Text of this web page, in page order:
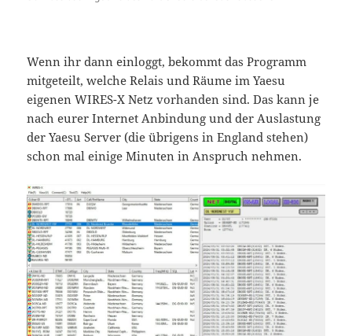
Wenn ihr dann einloggt, bekommt das Programm
mitgeteilt, welche Relais und Räume im Yaesu
eigenen WIRES-X Netz vorhanden sind. Das kann je
nach eurer Internet Anbindung und der Auslastung
der Yaesu Server (die übrigens in England stehen)
schon mal einige Minuten in Anspruch nehmen.